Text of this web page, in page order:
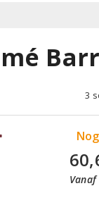
3